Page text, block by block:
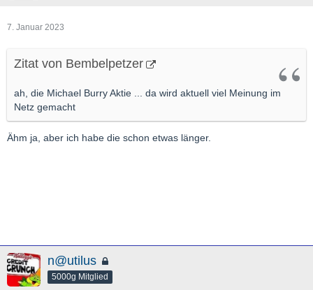
7. Januar 2023
Zitat von Bembelpetzer
ah, die Michael Burry Aktie ... da wird aktuell viel Meinung im
Netz gemacht
Ähm ja, aber ich habe die schon etwas länger.
n@utilus
5000g Mitglied